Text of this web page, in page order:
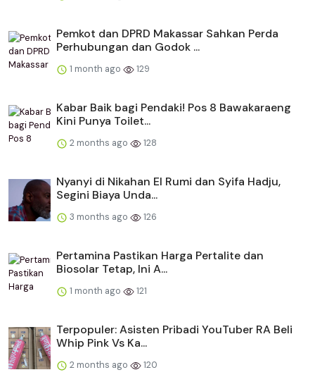
Pemkot dan DPRD Makassar Sahkan Perda
Perhubungan dan Godok ...
1 month ago 129
Kabar Baik bagi Pendaki! Pos 8 Bawakaraeng
Kini Punya Toilet...
2 months ago 128
Nyanyi di Nikahan El Rumi dan Syifa Hadju,
Segini Biaya Unda...
3 months ago 126
Pertamina Pastikan Harga Pertalite dan
Biosolar Tetap, Ini A...
1 month ago 121
Terpopuler: Asisten Pribadi YouTuber RA Beli
Whip Pink Vs Ka...
2 months ago 120